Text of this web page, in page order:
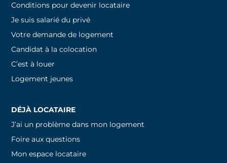
Conditions pour devenir locataire
Je suis salarié du privé
Votre demande de logement
Candidat à la colocation
C’est à louer
Logement jeunes
DÉJÀ LOCATAIRE
J’ai un problème dans mon logement
Foire aux questions
Mon espace locataire